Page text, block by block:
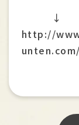
↓
http://